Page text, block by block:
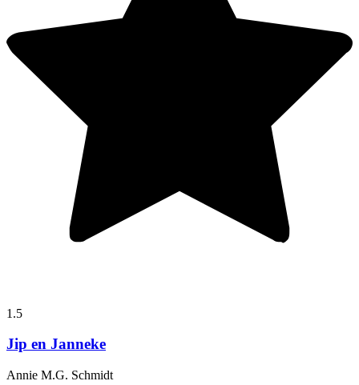
1.5
Jip en Janneke
Annie M.G. Schmidt